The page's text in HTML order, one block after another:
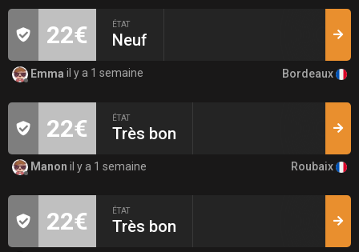
22€ ÉTAT
Neuf
Emma il y a 1 semaine Bordeaux
22€ ÉTAT
Très bon
Manon il y a 1 semaine Roubaix
22€ ÉTAT
Très bon